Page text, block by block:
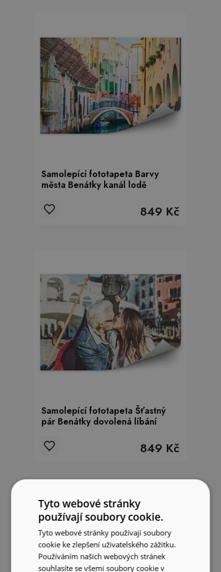
Samolepící fototapeta Barvy
města Benátky kanál lodě
849 Kč
Samolepící fototapeta Šťastný
pár Benátky dovolená líbání
849 Kč
Tyto webové stránky
používají soubory cookie.
Tyto webové stránky používají soubory
cookie ke zlepšení uživatelského zážitku.
Používáním našich webových stránek
souhlasíte se všemi soubory cookie v